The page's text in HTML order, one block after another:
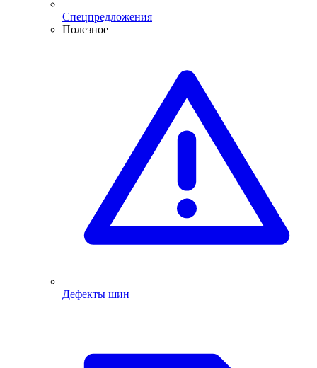
Спецпредложения
Полезное
Дефекты шин